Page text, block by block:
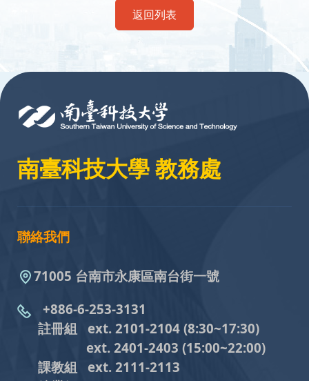
返回列表
南臺科技大學 教務處
聯絡我們
71005 台南市永康區南台街一號
+886-6-253-3131
註冊組 ext. 2101-2104 (8:30~17:30)
ext. 2401-2403 (15:00~22:00)
課教組 ext. 2111-2113